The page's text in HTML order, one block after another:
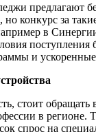
предлагают
конкурс за
в
поступления
и
стоит обращать
в регионе.
спрос на